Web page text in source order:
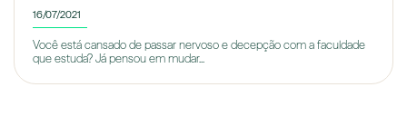
16/07/2021
Você está cansado de passar nervoso e decepção com a faculdade
que estuda? Já pensou em mudar...